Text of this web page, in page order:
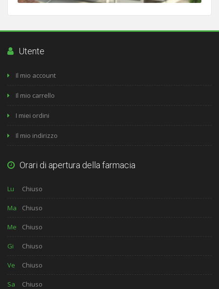
Utente
Il mio account
Il mio carrello
I miei ordini
Il mio indirizzo
Orari di apertura della farmacia
Lu Chiuso
Ma Chiuso
Me Chiuso
Gi Chiuso
Ve Chiuso
Sa Chiuso